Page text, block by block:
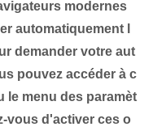
modernes
automatiquement l
demander votre aut
pouvez accéder à c
le menu des paramèt
vous d'activer ces o